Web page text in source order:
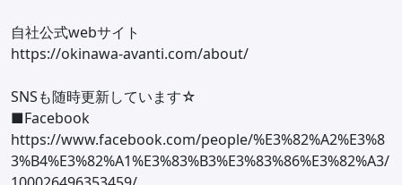
自社公式webサイト
https://okinawa-avanti.com/about/
SNSも随時更新しています☆
■Facebook
https://www.facebook.com/people/%E3%82%A2%E3%8
3%B4%E3%82%A1%E3%83%B3%E3%83%86%E3%82%A3/